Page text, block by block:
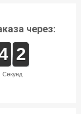
через:
секунд
2
2
1